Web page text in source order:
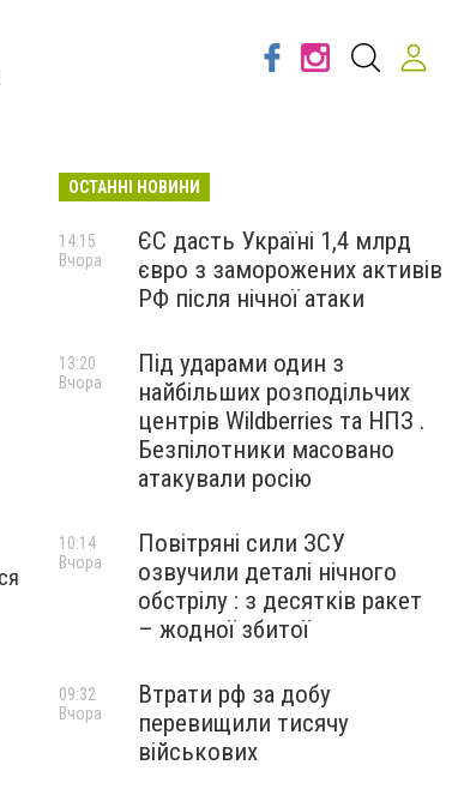
ОСТАННІ НОВИНИ
ЄС дасть Україні 1,4 млрд
євро з заморожених активів
РФ після нічної атаки
14:15
Вчора
Під ударами один з
найбільших розподільчих
центрів Wildberries та НПЗ .
Безпілотники масовано
атакували росію
13:20
Вчора
Повітряні сили ЗСУ
озвучили деталі нічного
обстрілу : з десятків ракет
– жодної збитої
10:14
Вчора
Втрати рф за добу
перевищили тисячу
військових
09:32
Вчора